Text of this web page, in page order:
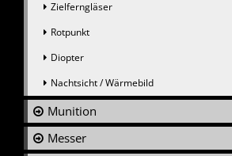
Zielferngläser
Rotpunkt
Diopter
Nachtsicht / Wärmebild
Munition
Messer